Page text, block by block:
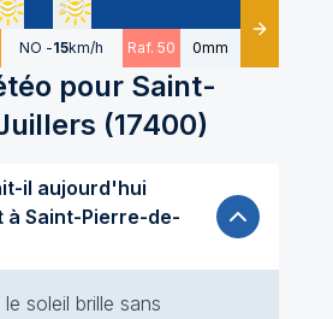
NO -15km/h Raf. 50 0mm Détails
pour Saint-
(17400)
il aujourd'hui
soleil brille sans